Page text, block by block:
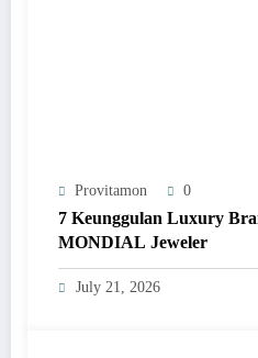
Provitamon 0
7 Keunggulan Luxury
MONDIAL Jeweler
July 21, 2026